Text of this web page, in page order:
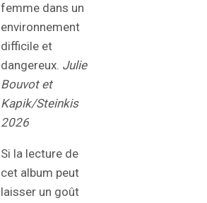
femme dans un
environnement
difficile et
dangereux. Julie
Bouvot et
Kapik/Steinkis
2026
Si la lecture de
cet album peut
laisser un goût